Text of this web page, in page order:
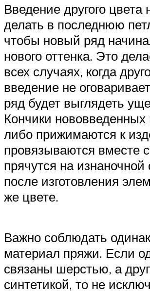
Введение другого цвета
делать в последнюю
чтобы новый ряд
нового оттенка. Это
всех случаях, когда
введение не
ряд будет выглядеть
Кончики нововведенных
либо прижимаются к
провязываются вместе
прячутся на изнаночной
после изготовления
же цвете.
Важно соблюдать
материал пряжи. Если
связаны шерстью, а
синтетикой, то не